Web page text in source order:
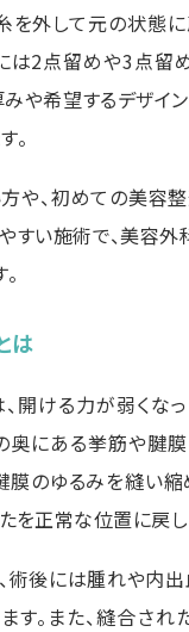
を外して元の状態
は2点留めや3点留
みや希望するデザイ
。
や、初めての美容
すい施術で、美容外
は
開ける力が弱くな
奥にある挙筋や腱
膜のゆるみを縫い縮
を正常な位置に戻し
術後には腫れや内
す。また、縫合され